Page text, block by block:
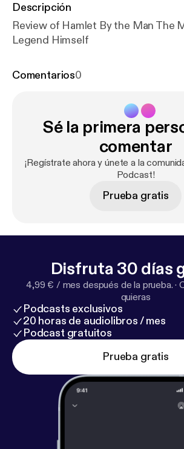
Descripción
Review of Hamlet By the Man The
Legend Himself
Comentarios0
Sé la primera
comentar
¡Regístrate ahora y únete a la
Podcast!
Prueba gratis
Disfruta 30 días
4,99 € / mes después de la prueba. ·
quieras
Podcasts exclusivos
20 horas de audiolibros / mes
Podcast gratuitos
Prueba gratis